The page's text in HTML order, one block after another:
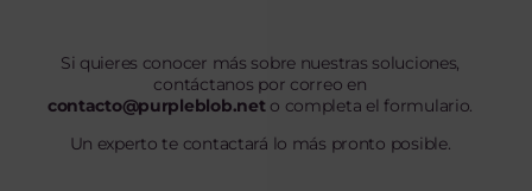
Si quieres conocer más sobre nuestras soluciones,
contáctanos por correo en
contacto@purpleblob.neto completa el formulario.
Un experto te contactará lo más pronto posible.